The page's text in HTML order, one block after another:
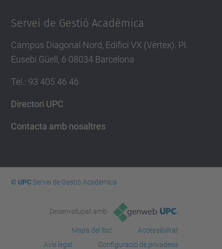
Servei de Gestió Acadèmica
Campus Diagonal Nord, Edifici VX (Vèrtex). Pl.
Eusebi Güell, 6 08034 Barcelona
Tel. : 93 405 46 46
Directori UPC
Contacta amb nosaltres
© UPCServei de Gestió Académica
Desenvolupat amb
Mapa del lloc
Accessibilitat
Avís legal
Configuració de privadesa